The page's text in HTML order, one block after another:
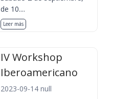
de 10....
Leer más
IV Workshop
Iberoamericano
2023-09-14 null